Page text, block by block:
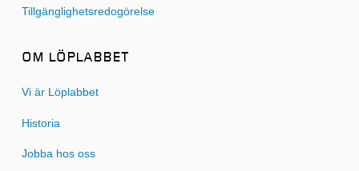
Tillgänglighetsredogörelse
OM LÖPLABBET
Vi är Löplabbet
Historia
Jobba hos oss